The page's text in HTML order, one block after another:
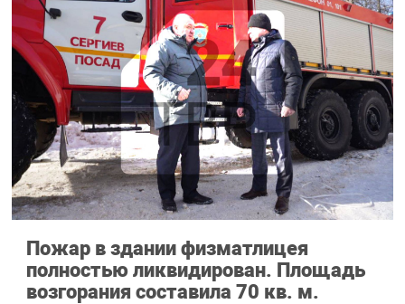
Пожар в здании физматлицея
полностью ликвидирован. Площадь
возгорания составила 70 кв. м.